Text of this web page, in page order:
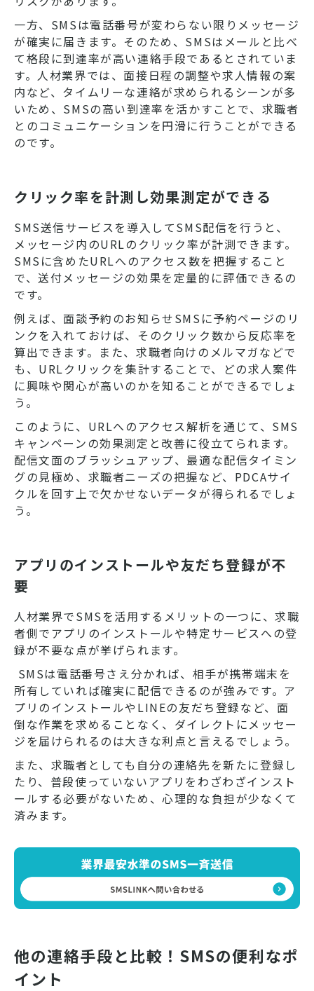
一方、SMSは電話番号が変わらない限りメッセージ
が確実に届きます。そのため、SMSはメールと比べ
て格段に到達率が高い連絡手段であるとされていま
す。人材業界では、面接日程の調整や求人情報の案
内など、タイムリーな連絡が求められるシーンが多
いため、SMSの高い到達率を活かすことで、求職者
とのコミュニケーションを円滑に行うことができる
のです。
クリック率を計測し効果測定ができる
SMS送信サービスを導入してSMS配信を行うと、
メッセージ内のURLのクリック率が計測できます。
SMSに含めたURLへのアクセス数を把握すること
で、送付メッセージの効果を定量的に評価できるの
です。
例えば、面談予約のお知らせSMSに予約ページのリ
ンクを入れておけば、そのクリック数から反応率を
算出できます。また、求職者向けのメルマガなどで
も、URLクリックを集計することで、どの求人案件
に興味や関心が高いのかを知ることができるでしょ
う。
このように、URLへのアクセス解析を通じて、SMS
キャンペーンの効果測定と改善に役立てられます。
配信文面のブラッシュアップ、最適な配信タイミン
グの見極め、求職者ニーズの把握など、PDCAサイ
クルを回す上で欠かせないデータが得られるでしょ
う。
アプリのインストールや友だち登録が不
要
人材業界でSMSを活用するメリットの一つに、求職
者側でアプリのインストールや特定サービスへの登
録が不要な点が挙げられます。
SMSは電話番号さえ分かれば、相手が携帯端末を
所有していれば確実に配信できるのが強みです。ア
プリのインストールやLINEの友だち登録など、面
倒な作業を求めることなく、ダイレクトにメッセー
ジを届けられるのは大きな利点と言えるでしょう。
また、求職者としても自分の連絡先を新たに登録し
たり、普段使っていないアプリをわざわざインスト
ールする必要がないため、心理的な負担が少なくて
済みます。
他の連絡手段と比較！SMSの便利なポ
イント